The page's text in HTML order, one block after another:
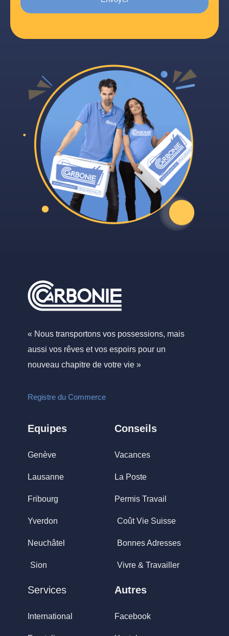
« Nous transportons vos possessions, mais
aussi vos rêves et vos espoirs pour un
nouveau chapitre de votre vie »
Registre du Commerce
Equipes
Genève
Lausanne
Fribourg
Yverdon
Neuchâtel
Sion
Conseils
Vacances
La Poste
Permis Travail
Coût Vie Suisse
Bonnes Adresses
Vivre & Travailler
Services
International
Autres
Facebook